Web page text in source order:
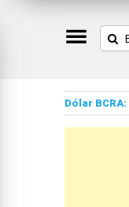
Dólar BCRA: